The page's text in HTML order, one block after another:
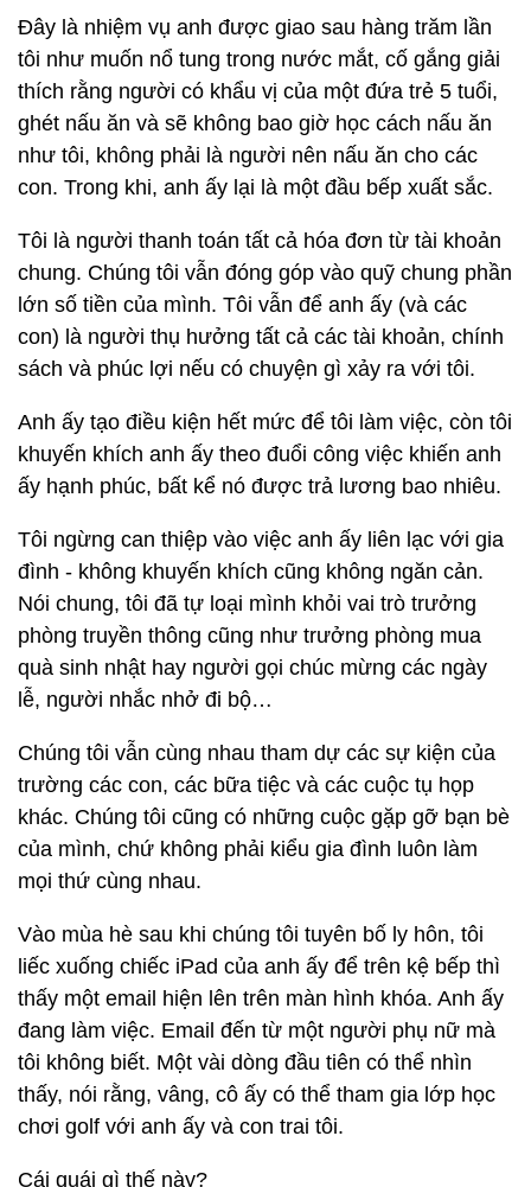
Đây là nhiệm vụ anh được giao sau hàng trăm lần
tôi như muốn nổ tung trong nước mắt, cố gắng giải
thích rằng người có khẩu vị của một đứa trẻ 5 tuổi,
ghét nấu ăn và sẽ không bao giờ học cách nấu ăn
như tôi, không phải là người nên nấu ăn cho các
con. Trong khi, anh ấy lại là một đầu bếp xuất sắc.
Tôi là người thanh toán tất cả hóa đơn từ tài khoản
chung. Chúng tôi vẫn đóng góp vào quỹ chung phần
lớn số tiền của mình. Tôi vẫn để anh ấy (và các
con) là người thụ hưởng tất cả các tài khoản, chính
sách và phúc lợi nếu có chuyện gì xảy ra với tôi.
Anh ấy tạo điều kiện hết mức để tôi làm việc, còn tôi
khuyến khích anh ấy theo đuổi công việc khiến anh
ấy hạnh phúc, bất kể nó được trả lương bao nhiêu.
Tôi ngừng can thiệp vào việc anh ấy liên lạc với gia
đình - không khuyến khích cũng không ngăn cản.
Nói chung, tôi đã tự loại mình khỏi vai trò trưởng
phòng truyền thông cũng như trưởng phòng mua
quà sinh nhật hay người gọi chúc mừng các ngày
lễ, người nhắc nhở đi bộ…
Chúng tôi vẫn cùng nhau tham dự các sự kiện của
trường các con, các bữa tiệc và các cuộc tụ họp
khác. Chúng tôi cũng có những cuộc gặp gỡ bạn bè
của mình, chứ không phải kiểu gia đình luôn làm
mọi thứ cùng nhau.
Vào mùa hè sau khi chúng tôi tuyên bố ly hôn, tôi
liếc xuống chiếc iPad của anh ấy để trên kệ bếp thì
thấy một email hiện lên trên màn hình khóa. Anh ấy
đang làm việc. Email đến từ một người phụ nữ mà
tôi không biết. Một vài dòng đầu tiên có thể nhìn
thấy, nói rằng, vâng, cô ấy có thể tham gia lớp học
chơi golf với anh ấy và con trai tôi.
Cái quái gì thế này?